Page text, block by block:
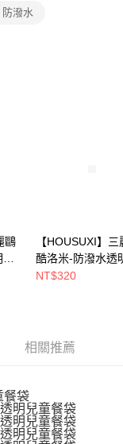
蒐集、處理及利用，
顯示為準，若有關於
繫「AFTEE先享後付
相關給付款項請求債
發現惡意使用之情形，
採取法律行動。
防潑水
鷗
慶
【HOUSUXI】三
酷洛米-防潑水透
童餐袋(A04)【5
NT$320
相關推薦